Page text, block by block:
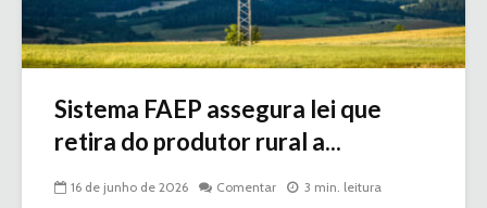
Sistema FAEP assegura lei que
retira do produtor rural a...
16 de junho de 2026 Comentar 3 min. leitura